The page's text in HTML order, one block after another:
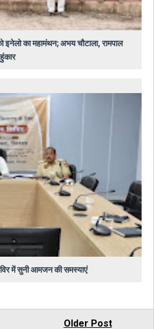
का महामंथन; अभय चौटाला, रामपाल
में सुनी आमजन की समस्याएं
Older Post